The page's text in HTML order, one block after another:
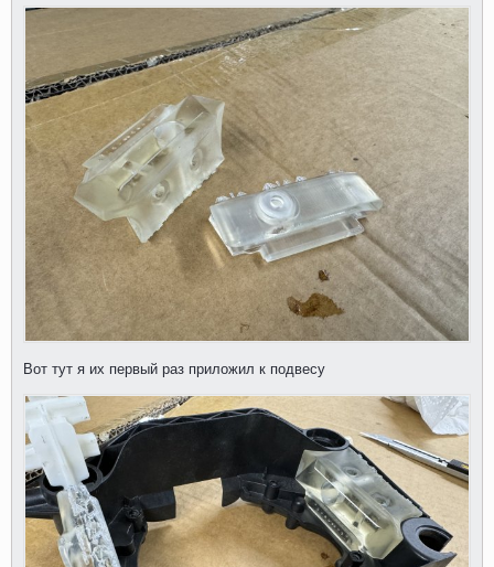
Вот тут я их первый раз приложил к подвесу